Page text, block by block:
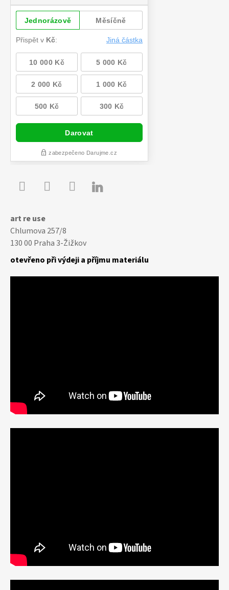

art re use
Chlumova 257/8
130 00 Praha 3-Žižkov
otevřeno při výdeji a příjmu materiálu